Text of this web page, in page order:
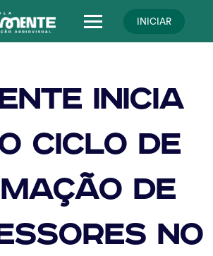
INICIAR
inicia
ciclo de
de
no